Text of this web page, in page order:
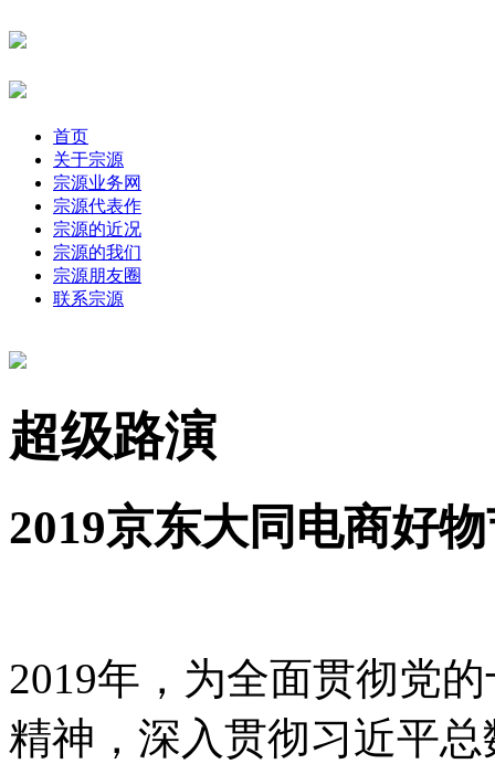
首页
关于宗源
宗源业务网
宗源代表作
宗源的近况
宗源的我们
宗源朋友圈
联系宗源
超级路演
2019京东大同电商好
2019年，为全面贯彻党
精神，深入贯彻习近平